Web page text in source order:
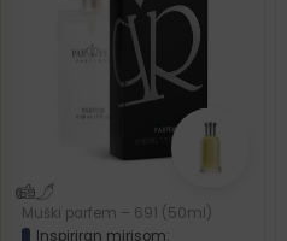
Muški parfem – 691 (50ml)
Inspiriran mirisom: